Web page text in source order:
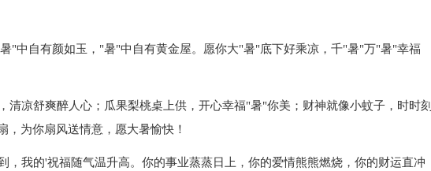
"中自有颜如玉，"暑"中自有黄金屋。愿你大"暑"底下好乘凉，千"暑"万"暑"幸福
清凉舒爽醉人心；瓜果梨桃桌上供，开心幸福"暑"你美；财神就像小蚊子，时时刻
，为你扇风送情意，愿大暑愉快！
，我的'祝福随气温升高。你的事业蒸蒸日上，你的爱情熊熊燃烧，你的财运直冲